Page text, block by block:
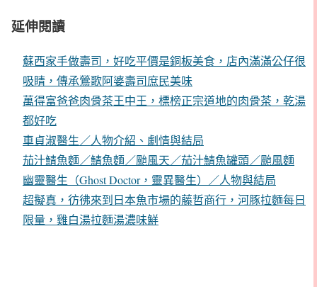
延伸閱讀
蘇西家手做壽司，好吃平價是銅板美食，店內滿滿公仔很
吸睛，傳承鶯歌阿婆壽司庶民美味
萬得富爸爸肉骨茶王中王，標榜正宗道地的肉骨茶，乾湯
都好吃
車貞淑醫生／人物介紹、劇情與結局
茄汁鯖魚麵／鯖魚麵／颱風天／茄汁鯖魚罐頭／颱風麵
幽靈醫生（Ghost Doctor，靈異醫生）／人物與結局
超擬真，彷彿來到日本魚市場的藤哲商行，河豚拉麵每日
限量，雞白湯拉麵湯濃味鮮